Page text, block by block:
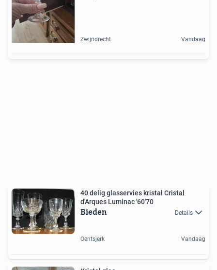
Zwijndrecht Vandaag
40 delig glasservies kristal Cristal
d'Arques Luminac '60'70
Bieden Details
Oentsjerk Vandaag